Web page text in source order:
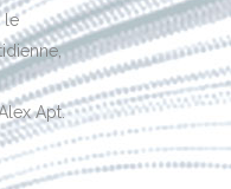
le
Apt.